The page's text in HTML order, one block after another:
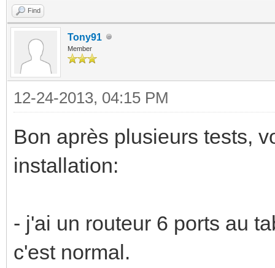
Find
Tony91
Member
12-24-2013, 04:15 PM
Bon après plusieurs tests,
installation:
- j'ai un routeur 6 ports au
c'est normal.